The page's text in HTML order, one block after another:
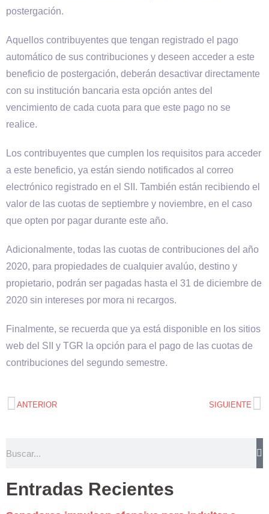
postergación.
Aquellos contribuyentes que tengan registrado el pago
automático de sus contribuciones y deseen acceder a este
beneficio de postergación, deberán desactivar directamente
con su institución bancaria esta opción antes del
vencimiento de cada cuota para que este pago no se
realice.
Los contribuyentes que cumplen los requisitos para acceder
a este beneficio, ya están siendo notificados al correo
electrónico registrado en el SII. También están recibiendo el
valor de las cuotas de septiembre y noviembre, en el caso
que opten por pagar durante este año.
Adicionalmente, todas las cuotas de contribuciones del año
2020, para propiedades de cualquier avalúo, destino y
propietario, podrán ser pagadas hasta el 31 de diciembre de
2020 sin intereses por mora ni recargos.
Finalmente, se recuerda que ya está disponible en los sitios
web del SII y TGR la opción para el pago de las cuotas de
contribuciones del segundo semestre.
ANTERIOR SIGUIENTE
Entradas Recientes